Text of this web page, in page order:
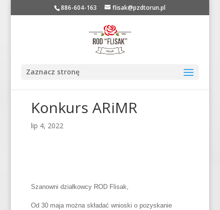
886-604-163 flisak@pzdtorun.pl
Zaznacz stronę
Konkurs ARiMR
lip 4, 2022
Szanowni działkowcy ROD Flisak,
Od 30 maja można składać wnioski o pozyskanie